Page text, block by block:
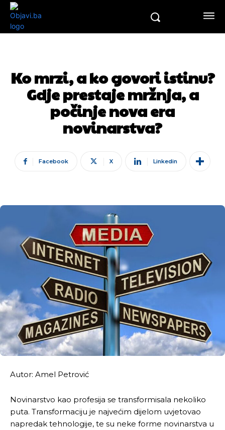
Ko mrzi, a ko govori istinu?
Gdje prestaje mržnja, a
počinje nova era
novinarstva?
Facebook X Linkedin
Autor: Amel Petrović
Novinarstvo kao profesija se transformisala nekoliko
puta. Transformaciju je najvećim dijelom uvjetovao
napredak tehnologije, te su neke forme novinarstva u